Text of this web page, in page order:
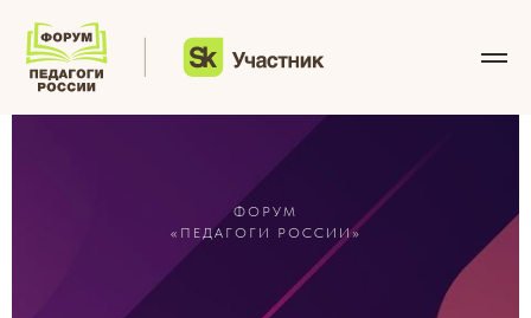
ФЗ ЛИЦЕНЗИЯ НА ДОПОЛНИТЕЛЬНОЕ
ФОРУМ
«ПЕДАГОГИ РОССИИ»